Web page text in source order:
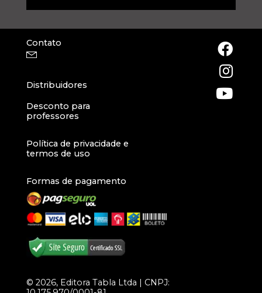
Contato
Distribuidores
Desconto para
professores
Política de privacidade e
termos de uso
Formas de pagamento
© 2026, Editora Tabla Ltda | CNPJ: